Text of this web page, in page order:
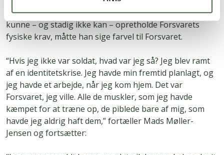
delvist egnet til national tjeneste, men da han ikke
kunne – og stadig ikke kan – opretholde Forsvarets
fysiske krav, måtte han sige farvel til Forsvaret.
“Hvis jeg ikke var soldat, hvad var jeg så? Jeg blev ramt
af en identitetskrise. Jeg havde min fremtid planlagt, og
jeg havde et arbejde, når jeg kom hjem. Det var
Forsvaret, jeg ville. Alle de muskler, som jeg havde
kæmpet for at træne op, de piblede bare af mig, som
havde jeg aldrig haft dem,” fortæller Mads Møller-
Jensen og fortsætter: